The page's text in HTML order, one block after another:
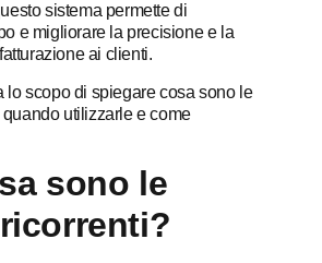
sistema permette di
e migliorare la precisione e la
ai clienti.
lo scopo di spiegare cosa sono le
quando utilizzarle e come
sono le